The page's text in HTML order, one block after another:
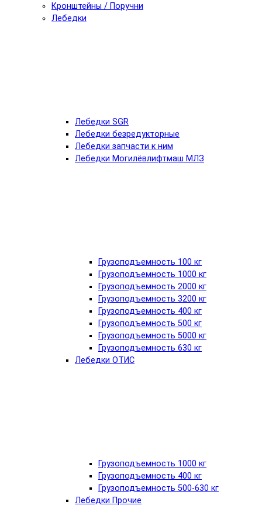
Кронштейны / Поручни
Лебедки
Лебедки SGR
Лебедки безредукторные
Лебедки запчасти к ним
Лебедки Могилёвлифтмаш МЛЗ
Грузоподъемность 100 кг
Грузоподъемность 1000 кг
Грузоподъемность 2000 кг
Грузоподъемность 3200 кг
Грузоподъемность 400 кг
Грузоподъемность 500 кг
Грузоподъемность 5000 кг
Грузоподъемность 630 кг
Лебедки ОТИС
Грузоподъемность 1000 кг
Грузоподъемность 400 кг
Грузоподъемность 500-630 кг
Лебедки Прочие